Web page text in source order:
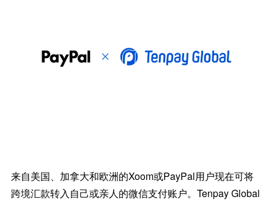
来自美国、加拿大和欧洲的Xoom或PayPal用户现在可将
跨境汇款转入自己或亲人的微信支付账户。Tenpay Global